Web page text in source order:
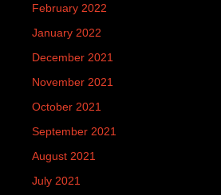
February 2022
January 2022
December 2021
November 2021
October 2021
September 2021
August 2021
July 2021